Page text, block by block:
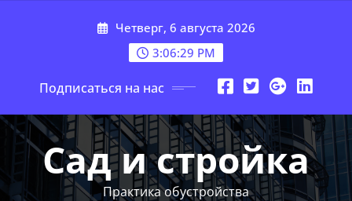
Четверг, 6 августа 2026
3:06:30 PM
Подписаться на нас
Сад и стройка
Практика обустройства